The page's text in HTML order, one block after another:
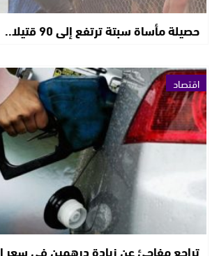
حصيلة مأساة سبتة ترتفع إلى 90 قتيلا..
اقتصاد
تراجع مفاجئ عن زيادة درهمين في سعر